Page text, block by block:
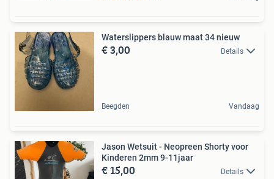
Waterslippers blauw maat 34 nieuw
€ 3,00 Details
Beegden Vandaag
Jason Wetsuit - Neopreen Shorty voor
Kinderen 2mm 9-11jaar
€ 15,00 Details